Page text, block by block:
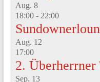
Aug. 8
18:00- 22:00
Aug. 12
17:00
2.
Sep. 13